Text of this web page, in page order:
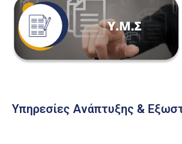
Υπηρεσίες Ανάπτυξης &